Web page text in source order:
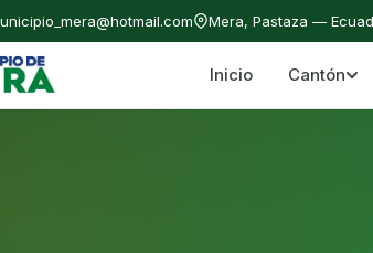
Mera, Pastaza —
Descentralizado Municipal del
Inicio Cantón